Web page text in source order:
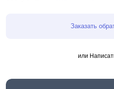
Заказать
или